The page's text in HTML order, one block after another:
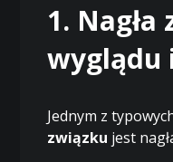
1. Nagła
wyglądu
Jednym z
związku jest